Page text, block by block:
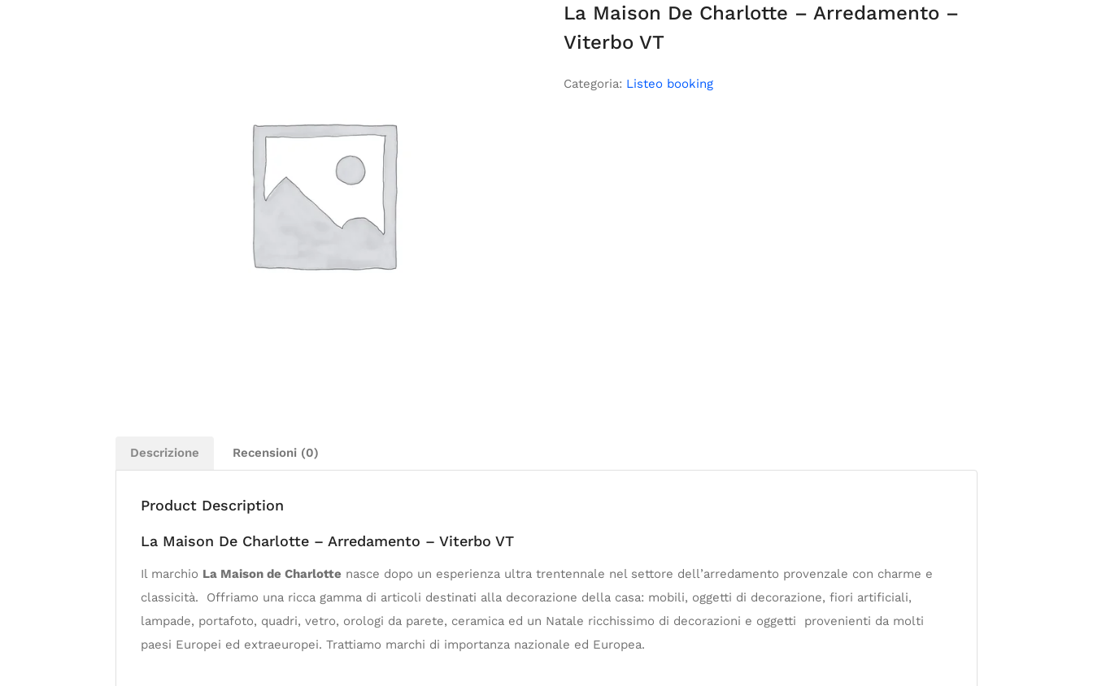
La Maison De Charlotte – Arredamento –
Viterbo VT
Categoria: Listeo booking
Descrizione Recensioni (0)
Product Description
La Maison De Charlotte – Arredamento – Viterbo VT
Il marchio La Maison de Charlotte nasce dopo un esperienza ultra trentennale nel settore dell’arredamento provenzale con charme e
classicità. Offriamo una ricca gamma di articoli destinati alla decorazione della casa: mobili, oggetti di decorazione, fiori artificiali,
lampade, portafoto, quadri, vetro, orologi da parete, ceramica ed un Natale ricchissimo di decorazioni e oggetti provenienti da molti
paesi Europei ed extraeuropei. Trattiamo marchi di importanza nazionale ed Europea.